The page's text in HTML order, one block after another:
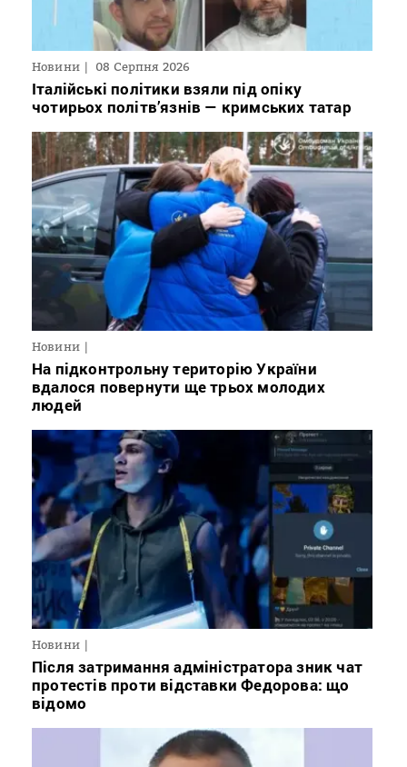
Новини 08 Серпня 2026
Італійські політики взяли під опіку
чотирьох політв’язнів — кримських татар
Новини
На підконтрольну територію України
вдалося повернути ще трьох молодих
людей
Новини
Після затримання адміністратора зник чат
протестів проти відставки Федорова: що
відомо